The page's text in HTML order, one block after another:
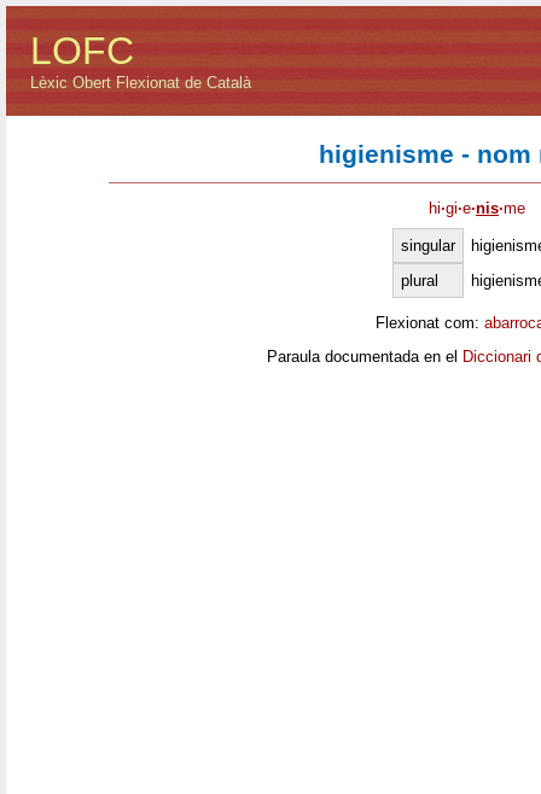
LOFC
Lèxic Obert Flexionat de Català
higienisme - nom
hi·gi·e·nis·me
singular
plural
Flexionat com:
Paraula documentada en el Diccionari